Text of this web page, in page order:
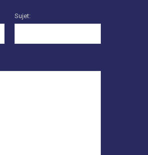
Sujet: